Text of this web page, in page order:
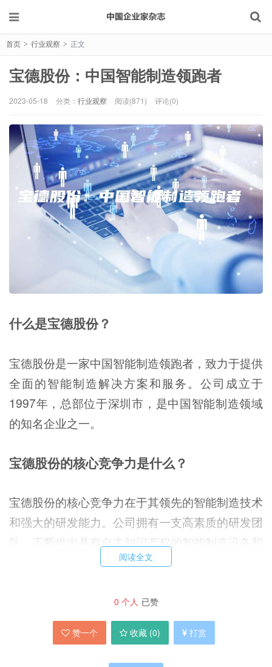
首页 > 行业观察 > 正文
宝德股份：中国智能制造领跑者
2023-05-18 分类： 行业观察 阅读(871) 评论(0)
什么是宝德股份？
宝德股份是一家中国智能制造领跑者，致力于提供
全面的智能制造解决方案和服务。公司成立于
1997年，总部位于深圳市，是中国智能制造领域
的知名企业之一。
宝德股份的核心竞争力是什么？
宝德股份的核心竞争力在于其领先的智能制造技术
和强大的研发能力。公司拥有一支高素质的研发团
队，不断推出具有自主知识产权的智能制造设备和
解决方案。同时，宝德股份始终注重与国内外优秀
宝德股份的产品和服务有哪些？
宝德股份的产品和服务包括：智能制造设备、智能
阅读全文
0 个人 已赞
赞一个 收藏 (0) 打赏